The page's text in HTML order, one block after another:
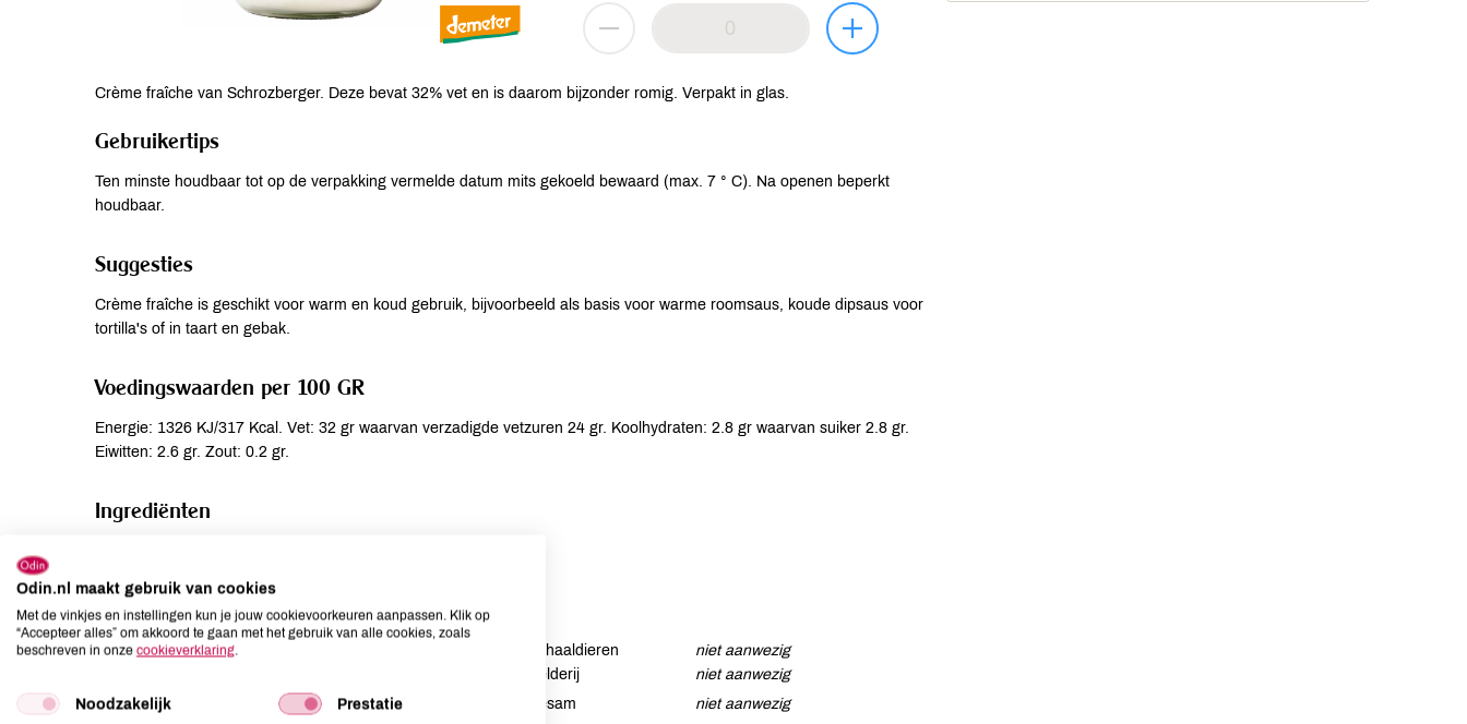
Crème fraîche van Schrozberger. Deze bevat 32% vet en is daarom bijzonder romig. Verpakt in glas.
Gebruikertips
Ten minste houdbaar tot op de verpakking vermelde datum mits gekoeld bewaard (max. 7 ° C). Na openen beperkt
houdbaar.
Suggesties
Crème fraîche is geschikt voor warm en koud gebruik, bijvoorbeeld als basis voor warme roomsaus, koude dipsaus voor
tortilla's of in taart en gebak.
Voedingswaarden per 100 GR
Energie: 1326 KJ/317 Kcal. Vet: 32 gr waarvan verzadigde vetzuren 24 gr. Koolhydraten: 2.8 gr waarvan suiker 2.8 gr.
Eiwitten: 2.6 gr. Zout: 0.2 gr.
Ingrediënten
Allergenen
Aardnoten
Gluten
niet aanwezig
Schaaldieren
niet aanwezig
Selderij
niet aanwezig
Sesam
niet aanwezig
Odin.nl maakt gebruik van cookies
Met de vinkjes en instellingen kun je jouw cookievoorkeuren aanpassen. Klik op
“Accepteer alles” om akkoord te gaan met het gebruik van alle cookies, zoals
beschreven in onze cookieverklaring.
Noodzakelijk Prestatie